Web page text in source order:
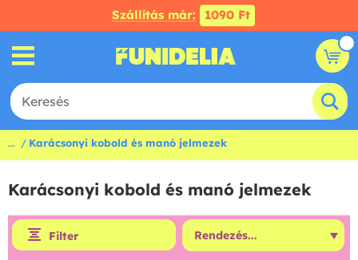
Szállítás már: 1090 Ft
... Karácsonyi kobold és manó jelmezek
Karácsonyi kobold és manó jelmezek
Filter